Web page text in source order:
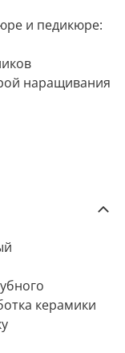
и педикюре:
наращивания
керамики